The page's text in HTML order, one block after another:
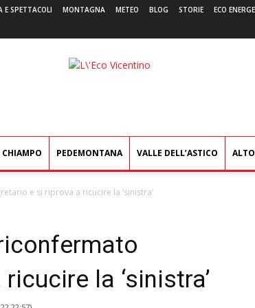
E SPETTACOLI MONTAGNA METEO BLOG STORIE ECO
L'Eco
CHIAMPO PEDEMONTANA VALLE DELL’ASTICO
e si riprova a ricucire la ‘sinistra’
la ‘sinistra’